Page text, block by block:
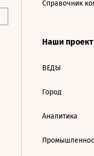
Справочник
Наши
ВЕДЫ
Город
Аналитика